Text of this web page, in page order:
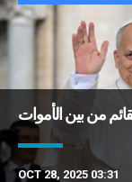
من بين الأموات
OCT 28, 2025 03:31